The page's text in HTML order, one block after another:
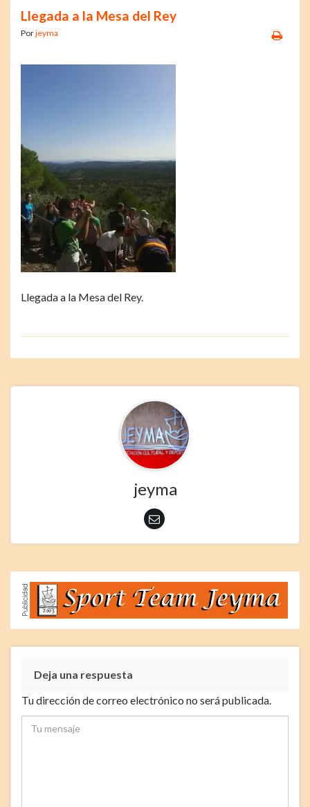
Llegada a la Mesa del Rey
Porjeyma
Llegada a la Mesa del Rey.
jeyma
Deja una respuesta
Tu dirección de correo electrónico no será publicada.